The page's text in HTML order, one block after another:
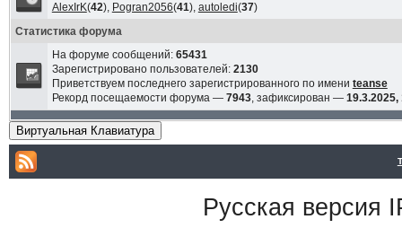
AlexIrK(42), Pogran2056(41), autoledi(37)
Статистика форума
На форуме сообщений: 65431
Зарегистрировано пользователей: 2130
Приветствуем последнего зарегистрированного по имени teanse
Рекорд посещаемости форума — 7943, зафиксирован — 19.3.2025,
Виртуальная Клавиатура
Русская версия